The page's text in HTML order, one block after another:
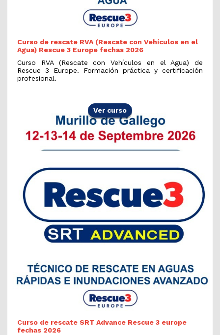
Curso de rescate RVA (Rescate con Vehículos en el
Agua) Rescue 3 Europe fechas 2026
Curso RVA (Rescate con Vehículos en el Agua) de
Rescue 3 Europe. Formación práctica y certificación
profesional.
Ver curso
Curso de rescate SRT Advance Rescue 3 europe
fechas 2026